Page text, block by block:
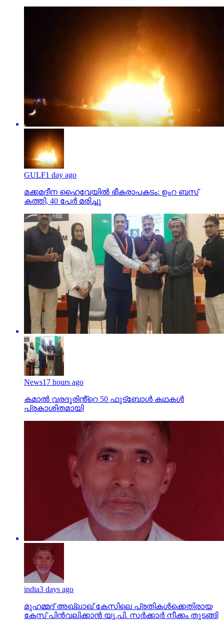
GULF1 day ago
മക്കമദീന ഹൈവേയില്‍ ഭീകരാപകടം: ഉംറ ബസ്
കത്തി, 40 പേര്‍ മരിച്ചു
News17 hours ago
കമാൽ വരദൂരിൻ്റെ 50 ഫുട്ബോൾ കഥകൾ
പ്രകാശിതമായി
india3 days ago
മുഹമ്മദ് അഖ്‌ലാഖ് കേസിലെ പ്രതികള്‍ക്കെതിരായ
കേസ് പിന്‍വലിക്കാന്‍ യു.പി. സര്‍ക്കാര്‍ നീക്കം തുടങ്ങി